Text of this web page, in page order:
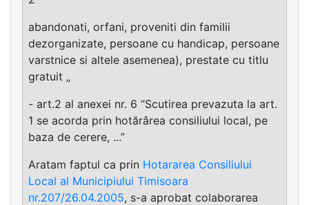
abandonati, orfani, proveniti din familii
dezorganizate, persoane cu handicap, persoane
varstnice si altele asemenea), prestate cu titlu
gratuit „
- art.2 al anexei nr. 6 “Scutirea prevazuta la art.
1 se acorda prin hotărârea consiliului local, pe
baza de cerere, ...”
Aratam faptul ca prin Hotararea Consiliului
Local al Municipiului Timisoara
nr.207/26.04.2005, s-a aprobat colaborarea